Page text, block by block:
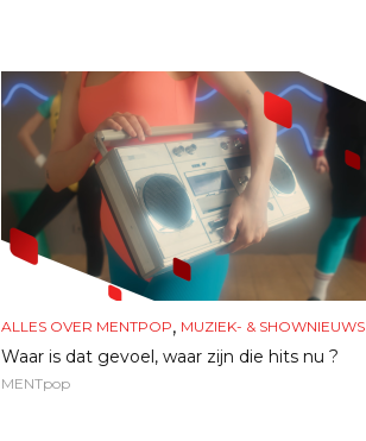
ALLES OVER MENTPOP, MUZIEK- & SHOWNIEUWS
Waar is dat gevoel, waar zijn die hits nu ?
MENTpop